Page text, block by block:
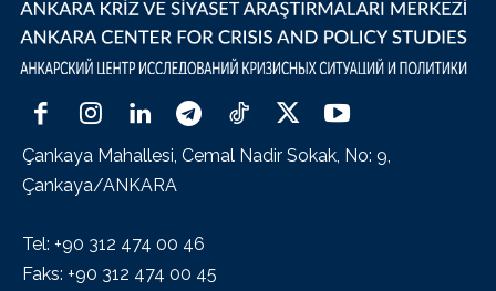
Çankaya Mahallesi, Cemal Nadir Sokak, No: 9,
Çankaya/ANKARA
Tel: +90 312 474 00 46
Faks: +90 312 474 00 45